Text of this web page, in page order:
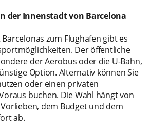
der Innenstadt von Barcelona
zum Flughafen gibt es
Der öffentliche
der Aerobus oder die U-Bahn,
Option. Alternativ können Sie
oder einen privaten
buchen. Die Wahl hängt von
dem Budget und dem
ab.